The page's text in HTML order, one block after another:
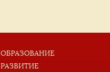
ОБРАЗОВАНИЕ
РАЗВИТИЕ